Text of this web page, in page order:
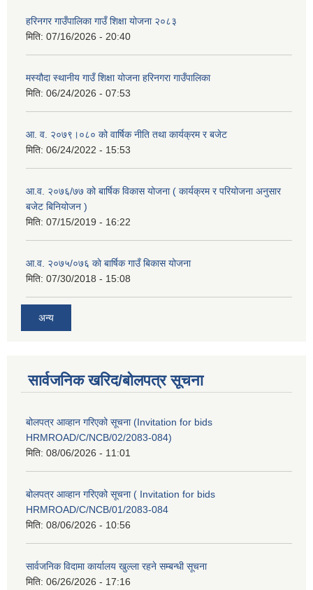
हरिनगर गाउँपालिका गाउँ शिक्षा योजना २०८३
मिति: 07/16/2026 - 20:40
मस्यौदा स्थानीय गाउँ शिक्षा योजना हरिनगरा गाउँपालिका
मिति: 06/24/2026 - 07:53
आ. व. २०७९।०८० को वार्षिक नीति तथा कार्यक्रम र बजेट
मिति: 06/24/2022 - 15:53
आ.व. २०७६/७७ को बार्षिक विकास योजना ( कार्यक्रम र परियोजना अनुसार
बजेट बिनियोजन )
मिति: 07/15/2019 - 16:22
आ.व. २०७५/०७६ काे बार्षिक गाउँ बिकास योजना
मिति: 07/30/2018 - 15:08
अन्य
सार्वजनिक खरिद/बोलपत्र सूचना
बोलपत्र आव्हान गरिएको सूचना (Invitation for bids
HRMROAD/C/NCB/02/2083-084)
मिति: 08/06/2026 - 11:01
बोलपत्र आव्हान गरिएको सूचना ( Invitation for bids
HRMROAD/C/NCB/01/2083-084
मिति: 08/06/2026 - 10:56
सार्वजनिक विदामा कार्यालय खुल्ला रहने सम्बन्धी सूचना
मिति: 06/26/2026 - 17:16